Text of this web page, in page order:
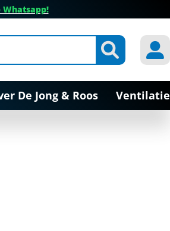
De Jong & Roos Ventilatie